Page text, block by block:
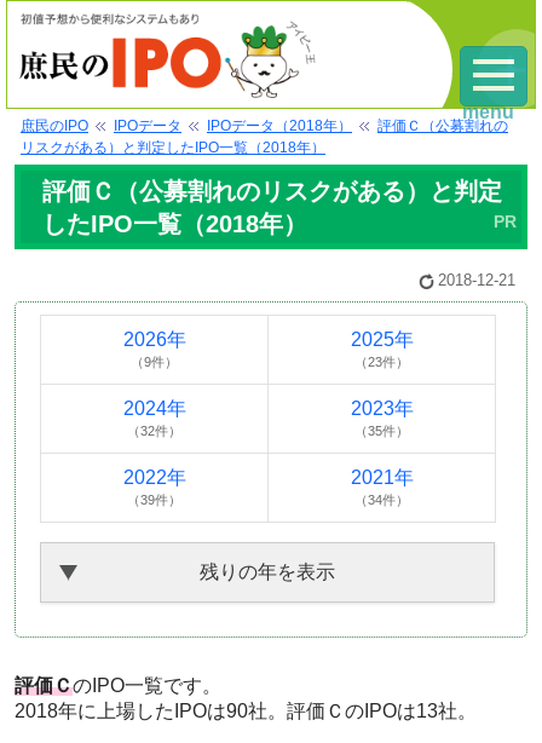
庶民のIPO IPOデータ IPOデータ（2018年）
評価Ｃ（公募割れの
リスクがある）と判定したIPO一覧（2018年）
評価Ｃ（公募割れのリスクがある）と判定
したIPO一覧（2018年）
2018-12-21
2026年
（9件）
2025年
（23件）
2024年
（32件）
2023年
（35件）
2022年
（39件）
2021年
（34件）
残りの年を表示
評価ＣのIPO一覧です。
2018年に上場したIPOは90社。評価ＣのIPOは13社。
menu